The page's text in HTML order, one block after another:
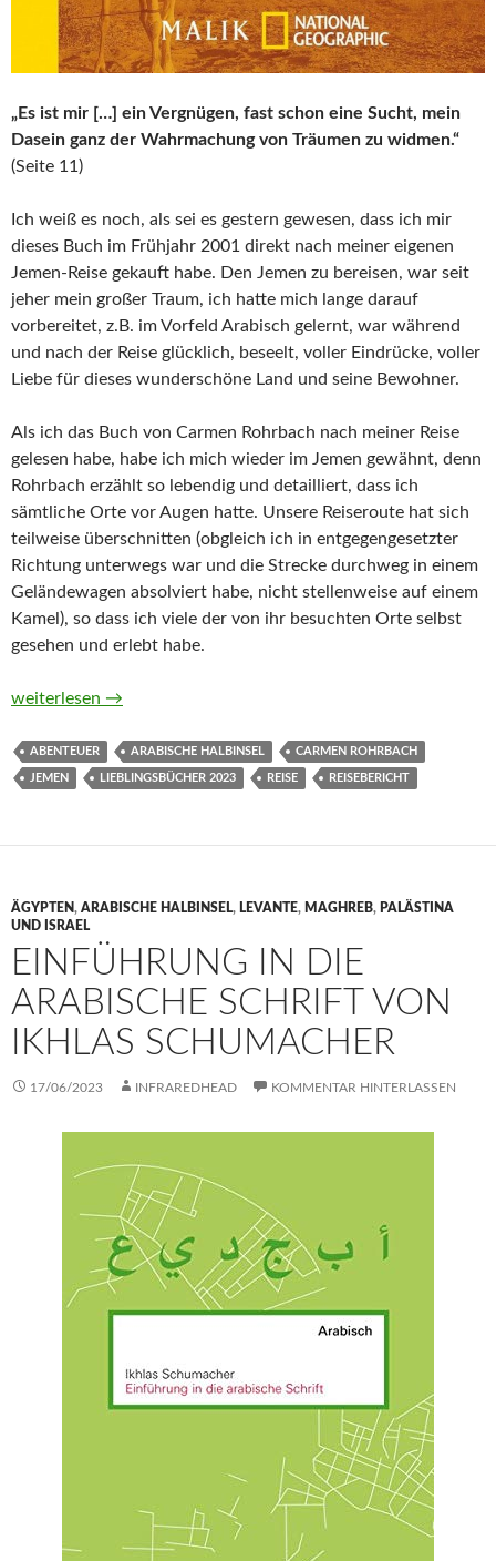
„Es ist mir […] ein Vergnügen, fast schon eine Sucht, mein
Dasein ganz der Wahrmachung von Träumen zu widmen.“
(Seite 11)
Ich weiß es noch, als sei es gestern gewesen, dass ich mir
dieses Buch im Frühjahr 2001 direkt nach meiner eigenen
Jemen-Reise gekauft habe. Den Jemen zu bereisen, war seit
jeher mein großer Traum, ich hatte mich lange darauf
vorbereitet, z.B. im Vorfeld Arabisch gelernt, war während
und nach der Reise glücklich, beseelt, voller Eindrücke, voller
Liebe für dieses wunderschöne Land und seine Bewohner.
Als ich das Buch von Carmen Rohrbach nach meiner Reise
gelesen habe, habe ich mich wieder im Jemen gewähnt, denn
Rohrbach erzählt so lebendig und detailliert, dass ich
sämtliche Orte vor Augen hatte. Unsere Reiseroute hat sich
teilweise überschnitten (obgleich ich in entgegengesetzter
Richtung unterwegs war und die Strecke durchweg in einem
Geländewagen absolviert habe, nicht stellenweise auf einem
Kamel), so dass ich viele der von ihr besuchten Orte selbst
gesehen und erlebt habe.
Im Reich der Königin von Saba. Auf Karawanenwegen im
weiterlesen →
ABENTEUER ARABISCHE HALBINSEL CARMEN ROHRBACH
JEMEN LIEBLINGSBÜCHER 2023 REISE REISEBERICHT
ÄGYPTEN, ARABISCHE HALBINSEL, LEVANTE, MAGHREB, PALÄSTINA
UND ISRAEL
EINFÜHRUNG IN DIE
ARABISCHE SCHRIFT VON
IKHLAS SCHUMACHER
17/06/2023 INFRAREDHEAD KOMMENTAR HINTERLASSEN